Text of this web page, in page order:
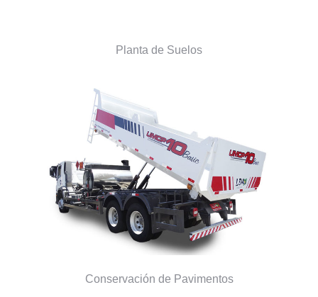
Planta de Suelos
Conservación de Pavimentos